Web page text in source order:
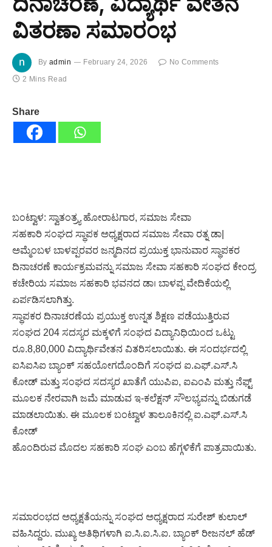
ವಿತರಣಾ ಸಮಾರಂಭ
By admin February 24, 2026
No Comments
2 Mins Read
Share
ಬಂಟ್ವಾಳ: ಸ್ವಾತಂತ್ರ್ಯ ಹೋರಾಟಗಾರ, ಸಮಾಜ ಸೇವಾ
ಸಹಕಾರಿ ಸಂಘದ ಸ್ಥಾಪಕ ಅಧ್ಯಕ್ಷರಾದ ಸಮಾಜ ಸೇವಾ ರತ್ನ ಡಾ|
ಅಮ್ಮೆಂಬಳ ಬಾಳಪ್ಪರವರ ಜನ್ಮದಿನದ ಪ್ರಯುಕ್ತ ಭಾನುವಾರ ಸ್ಥಾಪಕರ
ದಿನಾಚರಣೆ ಕಾರ್ಯಕ್ರಮವನ್ನು ಸಮಾಜ ಸೇವಾ ಸಹಕಾರಿ ಸಂಘದ ಕೇಂದ್ರ
ಕಚೇರಿಯ ಸಮಾಜ ಸಹಕಾರಿ ಭವನದ ಡಾ। ಬಾಳಪ್ಪ ವೇದಿಕೆಯಲ್ಲಿ
ಏರ್ಪಡಿಸಲಾಗಿತ್ತು.
ಸ್ಥಾಪಕರ ದಿನಾಚರಣೆಯ ಪ್ರಯುಕ್ತ ಉನ್ನತ ಶಿಕ್ಷಣ ಪಡೆಯುತ್ತಿರುವ
ಸಂಘದ 204 ಸದಸ್ಯರ ಮಕ್ಕಳಿಗೆ ಸಂಘದ ವಿದ್ಯಾನಿಧಿಯಿಂದ ಒಟ್ಟು
ರೂ.8,80,000 ವಿದ್ಯಾರ್ಥಿವೇತನ ವಿತರಿಸಲಾಯಿತು. ಈ ಸಂದರ್ಭದಲ್ಲಿ
ಐಸಿಐಸಿಐ ಬ್ಯಾಂಕ್ ಸಹಯೋಗದೊಂದಿಗೆ ಸಂಘದ ಐ.ಎಫ್.ಎಸ್.ಸಿ
ಕೋಡ್ ಮತ್ತು ಸಂಘದ ಸದಸ್ಯರ ಖಾತೆಗೆ ಯುಪಿಐ, ಐಎಂಪಿ ಮತ್ತು ನೆಫ್ಟ್
ಮೂಲಕ ನೇರವಾಗಿ ಜಮೆ ಮಾಡುವ ಇ-ಕಲೆಕ್ಷನ್ ಸೌಲಭ್ಯವನ್ನು ಬಿಡುಗಡೆ
ಮಾಡಲಾಯಿತು. ಈ ಮೂಲಕ ಬಂಟ್ವಾಳ ತಾಲೂಕಿನಲ್ಲಿ ಐ.ಎಫ್.ಎಸ್.ಸಿ
ಕೋಡ್
ಹೊಂದಿರುವ ಮೊದಲ ಸಹಕಾರಿ ಸಂಘ ಎಂಬ ಹೆಗ್ಗಳಿಕೆಗೆ ಪಾತ್ರವಾಯಿತು.
ಸಮಾರಂಭದ ಅಧ್ಯಕ್ಷತೆಯನ್ನು ಸಂಘದ ಅಧ್ಯಕ್ಷರಾದ ಸುರೇಶ್ ಕುಲಾಲ್
ವಹಿಸಿದ್ದರು. ಮುಖ್ಯ ಅತಿಥಿಗಳಾಗಿ ಐ.ಸಿ.ಐ.ಸಿ.ಐ. ಬ್ಯಾಂಕ್ ರೀಜನಲ್ ಹೆಡ್